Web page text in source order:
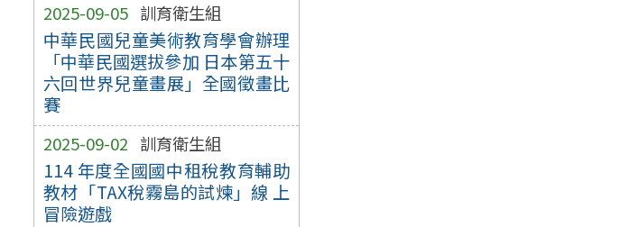
2025-09-05 訓育衛生組
中華民國兒童美術教育學會辦理
「中華民國選拔參加 日本第五十
六回世界兒童畫展」全國徵畫比
賽
2025-09-02 訓育衛生組
114 年度全國國中租稅教育輔助
教材「TAX稅霧島的試煉」線 上
冒險遊戲